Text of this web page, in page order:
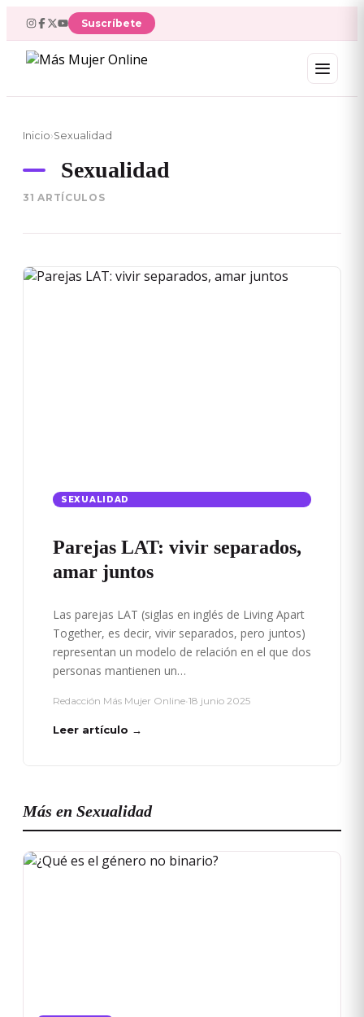
contenido
Suscríbete
Inicio›Sexualidad
Sexualidad
31 ARTÍCULOS
SEXUALIDAD
Parejas LAT: vivir separados,
amar juntos
Las parejas LAT (siglas en inglés de Living Apart
Together, es decir, vivir separados, pero juntos)
representan un modelo de relación en el que dos
personas mantienen un…
Redacción Más Mujer Online•18 junio 2025
Leer artículo →
Más en Sexualidad